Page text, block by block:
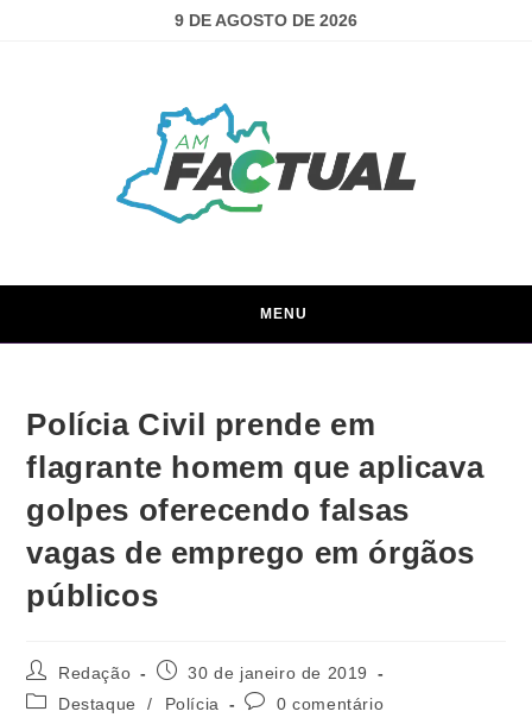
9 DE AGOSTO DE 2026
MENU
Polícia Civil prende em
flagrante homem que aplicava
golpes oferecendo falsas
vagas de emprego em órgãos
públicos
Redação
30 de janeiro de 2019
Destaque
/ Polícia 0 comentário